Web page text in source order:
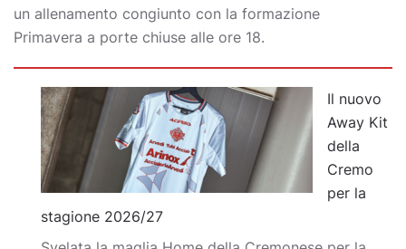
un allenamento congiunto con la formazione
Primavera a porte chiuse alle ore 18.
Il nuovo
Away Kit
della
Cremo
per la
stagione 2026/27